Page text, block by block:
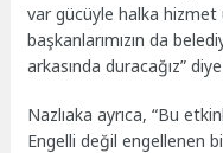
var gücüyle halka
başkanlarımızın da
arkasında duracağız”
Nazlıaka ayrıca, “Bu
Engelli değil engellenen